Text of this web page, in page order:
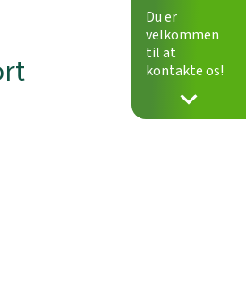
Du er
velkommen
til at
kontakte os!